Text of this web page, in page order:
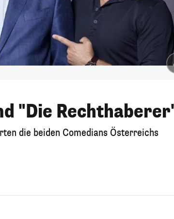
"Die
die beiden Comedians Österreichs